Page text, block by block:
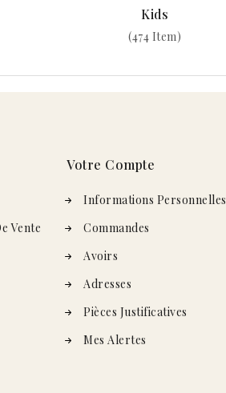
Kids
(474 Item)
Vente
Votre Compte
Informations Personnelles
Commandes
Avoirs
Adresses
Pièces Justificatives
Mes Alertes